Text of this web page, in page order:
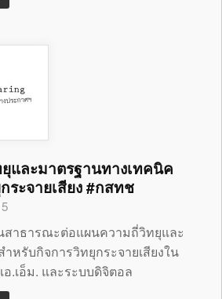
และมาตรฐานทางเทคนิค
ระจายเสียง #กสทช
สาธารณะต่อแผนความถี่วิทยุและ
หรับกิจการวิทยุกระจายเสียงใน
อ.เอ็ม. และระบบดิจิตอล